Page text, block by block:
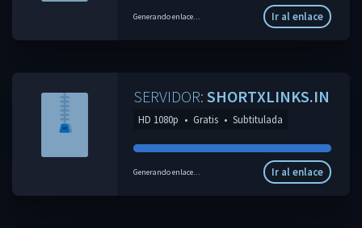
Generando enlace... Ir al enlace
SERVIDOR: SHORTXLINKS.IN
HD 1080p • Gratis • Subtitulada
Generando enlace... Ir al enlace